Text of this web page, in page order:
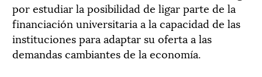
por estudiar la posibilidad de ligar parte de la
financiación universitaria a la capacidad de las
instituciones para adaptar su oferta a las
demandas cambiantes de la economía.